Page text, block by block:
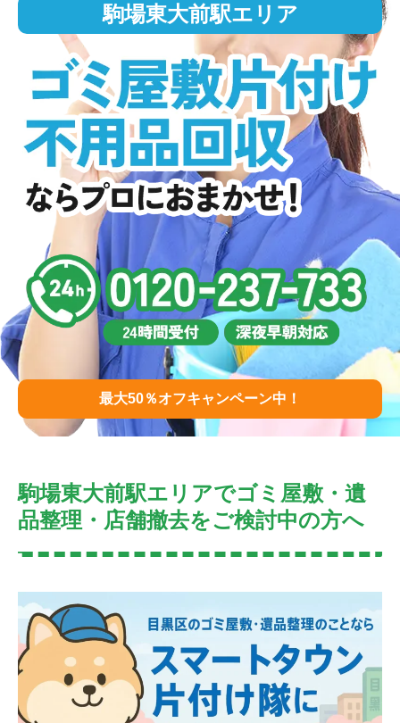
駒場東大前駅エリア
最大50％オフキャンペーン中！
駒場東大前駅エリアでゴミ屋敷・遺
品整理・店舗撤去をご検討中の方へ